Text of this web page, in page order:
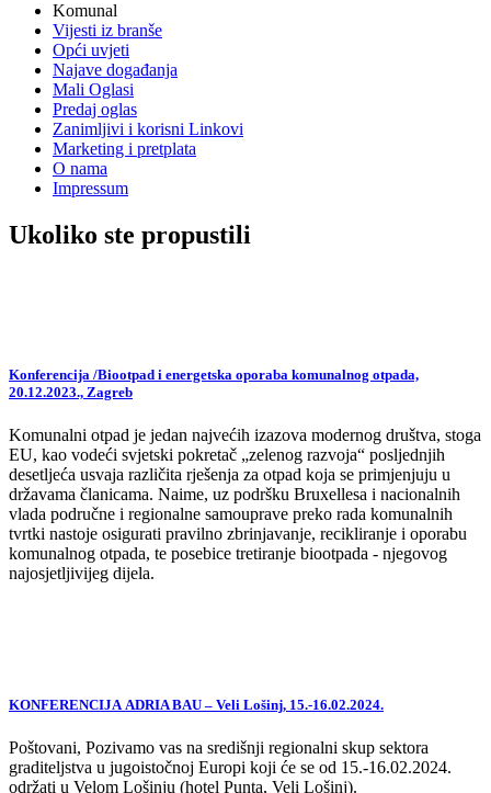
Komunal
Vijesti iz branše
Opći uvjeti
Najave događanja
Mali Oglasi
Predaj oglas
Zanimljivi i korisni Linkovi
Marketing i pretplata
O nama
Impressum
Ukoliko ste propustili
Konferencija /Biootpad i energetska oporaba komunalnog otpada,
20.12.2023., Zagreb
Komunalni otpad je jedan najvećih izazova modernog društva, stoga
EU, kao vodeći svjetski pokretač „zelenog razvoja“ posljednjih
desetljeća usvaja različita rješenja za otpad koja se primjenjuju u
državama članicama. Naime, uz podršku Bruxellesa i nacionalnih
vlada područne i regionalne samouprave preko rada komunalnih
tvrtki nastoje osigurati pravilno zbrinjavanje, recikliranje i oporabu
komunalnog otpada, te posebice tretiranje biootpada - njegovog
najosjetljivijeg dijela.
KONFERENCIJA ADRIA BAU – Veli Lošinj, 15.-16.02.2024.
Poštovani, Pozivamo vas na središnji regionalni skup sektora
graditeljstva u jugoistočnoj Europi koji će se od 15.-16.02.2024.
održati u Velom Lošinju (hotel Punta, Veli Lošinj).